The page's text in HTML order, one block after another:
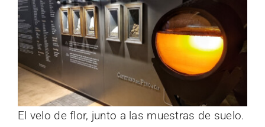
El velo de flor, junto a las muestras de suelo.